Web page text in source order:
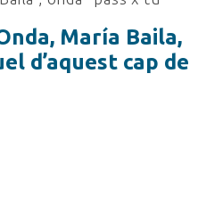
María Baila,
d’aquest cap de